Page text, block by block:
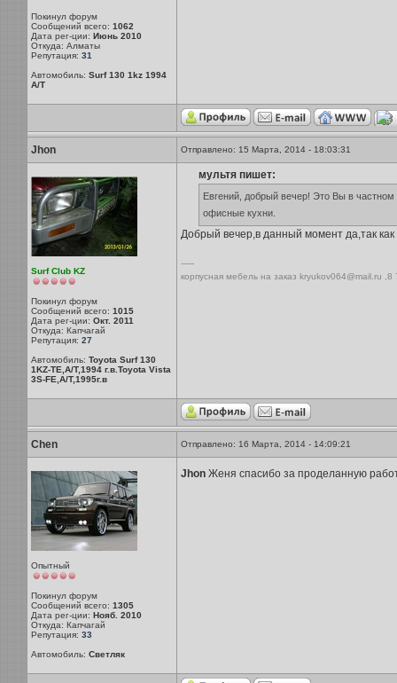
Покинул форум
Сообщений всего: 1062
Дата рег-ции: Июнь 2010
Откуда: Алматы
Репутация: 31
Автомобиль: Surf 130 1kz 1994
A/T
Jhon Отправлено: 15 Марта, 2014 - 18:03:31
Surf Club KZ
Покинул форум
Сообщений всего: 1015
Дата рег-ции: Окт. 2011
Откуда: Капчагай
Репутация: 27
Автомобиль: Toyota Surf 130
1KZ-TE,A/T,1994 г.в.Toyota Vista
3S-FE,A/T,1995г.в
мультя пишет:
Евгений, добрый вечер! Это Вы в частном
офисные кухни.
Добрый вечер,в данный момент да,так
-----
корпусная мебель на заказ kryukov064@mail.ru
Chen Отправлено: 16 Марта, 2014 - 14:09:21
Опытный
Покинул форум
Сообщений всего: 1305
Дата рег-ции: Нояб. 2010
Откуда: Капчагай
Репутация: 33
Автомобиль: Светляк
JhonЖеня спасибо за проделанную